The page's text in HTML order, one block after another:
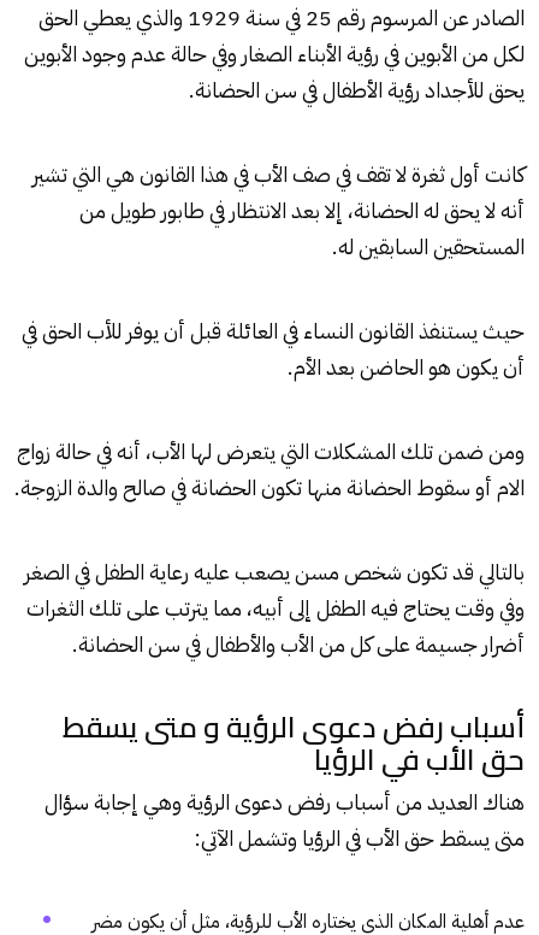
الصادر عن المرسوم رقم 25 في سنة 1929 والذي يعطي الحق
لكل من الأبوين في رؤية الأبناء الصغار وفي حالة عدم وجود الأبوين
يحق للأجداد رؤية الأطفال في سن الحضانة.
كانت أول ثغرة لا تقف في صف الأب في هذا القانون هي التي تشير
أنه لا يحق له الحضانة، إلا بعد الانتظار في طابور طويل من
المستحقين السابقين له.
حيث يستنفذ القانون النساء في العائلة قبل أن يوفر للأب الحق في
أن يكون هو الحاضن بعد الأم.
ومن ضمن تلك المشكلات التي يتعرض لها الأب، أنه في حالة زواج
الام أو سقوط الحضانة منها تكون الحضانة في صالح والدة الزوجة.
بالتالي قد تكون شخص مسن يصعب عليه رعاية الطفل في الصغر
وفي وقت يحتاج فيه الطفل إلى أبيه، مما يترتب على تلك الثغرات
أضرار جسيمة على كل من الأب والأطفال في سن الحضانة.
أسباب رفض دعوى الرؤية و متى يسقط
حق الأب في الرؤيا
هناك العديد من أسباب رفض دعوى الرؤية وهي إجابة سؤال
متى يسقط حق الأب في الرؤيا وتشمل الآتي:
عدم أهلية المكان الذي يختاره الأب للرؤية، مثل أن يكون مضر